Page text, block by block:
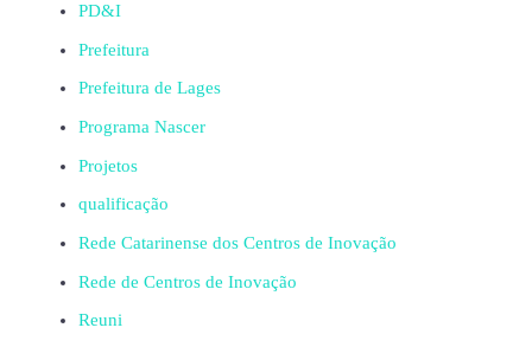
PD&I
Prefeitura
Prefeitura de Lages
Programa Nascer
Projetos
qualificação
Rede Catarinense dos Centros de Inovação
Rede de Centros de Inovação
Reuni